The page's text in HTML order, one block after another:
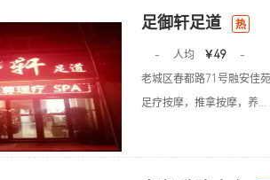
足御轩足道 热
- 人均 ￥49
-
老城区春都路71号融安佳
足疗按摩，推拿按摩，养...